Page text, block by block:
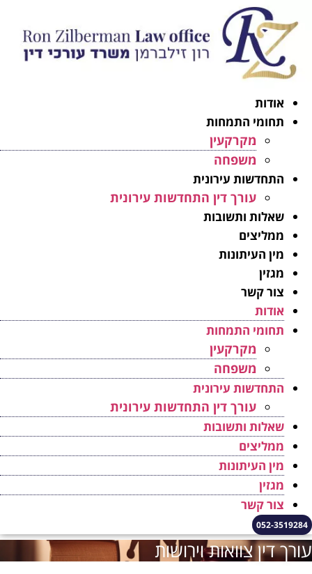
אודות
תחומי התמחות
מקרקעין
משפחה
התחדשות עירונית
עורך דין התחדשות עירונית
שאלות ותשובות
ממליצים
מין העיתונות
מגזין
צור קשר
אודות
תחומי התמחות
מקרקעין
משפחה
התחדשות עירונית
עורך דין התחדשות עירונית
שאלות ותשובות
ממליצים
מין העיתונות
מגזין
צור קשר
052-3519284
דין צוואות וירושות